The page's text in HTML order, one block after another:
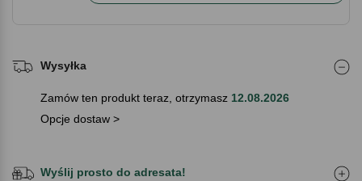
Wysyłka
Zamów ten produkt teraz, otrzymasz 12.08.2026
Opcje dostaw >
Wyślij prosto do adresata!